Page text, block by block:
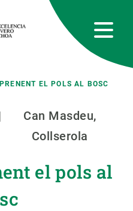
EL POLS AL BOSC
Can Masdeu,
Collserola
el pols al